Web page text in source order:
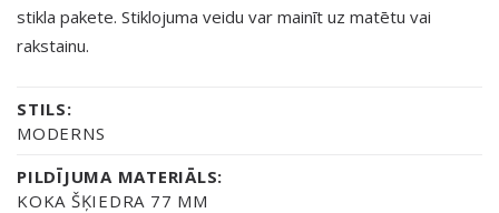
stikla pakete. Stiklojuma veidu var mainīt uz matētu vai
rakstainu.
STILS:
MODERNS
PILDĪJUMA MATERIĀLS:
KOKA ŠĶIEDRA 77 MM